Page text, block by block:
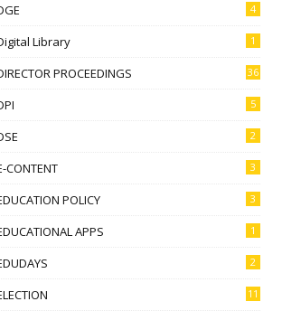
4
Library 1
PROCEEDINGS 36
5
2
CONTENT 3
POLICY 3
APPS 1
2
11